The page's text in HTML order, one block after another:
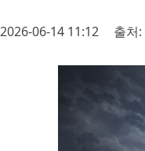
2026-06-14 11:12 출처: